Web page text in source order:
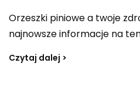
Orzeszki piniowe a twoje
najnowsze informacje na
Czytaj dalej >